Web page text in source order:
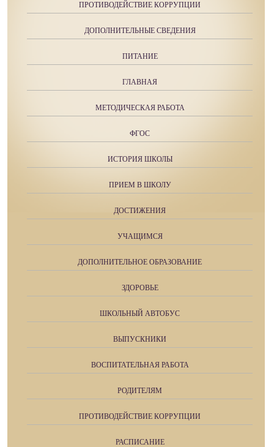
ПРОТИВОДЕЙСТВИЕ КОРРУПЦИИ
ДОПОЛНИТЕЛЬНЫЕ СВЕДЕНИЯ
ПИТАНИЕ
ГЛАВНАЯ
МЕТОДИЧЕСКАЯ РАБОТА
ФГОС
ИСТОРИЯ ШКОЛЫ
ПРИЕМ В ШКОЛУ
ДОСТИЖЕНИЯ
УЧАЩИМСЯ
ДОПОЛНИТЕЛЬНОЕ ОБРАЗОВАНИЕ
ЗДОРОВЬЕ
ШКОЛЬНЫЙ АВТОБУС
ВЫПУСКНИКИ
ВОСПИТАТЕЛЬНАЯ РАБОТА
РОДИТЕЛЯМ
ПРОТИВОДЕЙСТВИЕ КОРРУПЦИИ
РАСПИСАНИЕ